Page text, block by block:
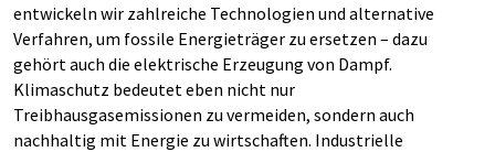
entwickeln wir zahlreiche Technologien und alternative
Verfahren, um fossile Energieträger zu ersetzen – dazu
gehört auch die elektrische Erzeugung von Dampf.
Klimaschutz bedeutet eben nicht nur
Treibhausgasemissionen zu vermeiden, sondern auch
nachhaltig mit Energie zu wirtschaften. Industrielle